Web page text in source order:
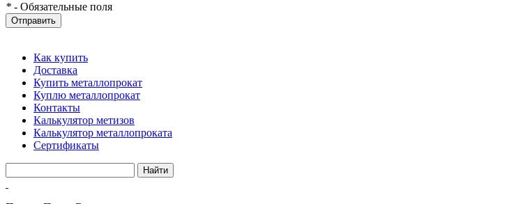
* - Обязательные поля
Отправить
Как купить
Доставка
Купить металлопрокат
Куплю металлопрокат
Контакты
Калькулятор метизов
Калькулятор металлопроката
Сертификаты